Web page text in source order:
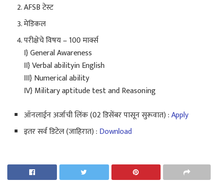
AFSB टेस्ट
मेडिकल
परीक्षेचे विषय – 100 मार्क्स
I} General Awareness
II} Verbal abilityin English
III} Numerical ability
IV} Military aptitude test and Reasoning
ऑनलाईन अर्जाची लिंक (02 डिसेंबर पासून सुरूवात) :Apply
इतर सर्व डिटेल (जाहिरात) : Download